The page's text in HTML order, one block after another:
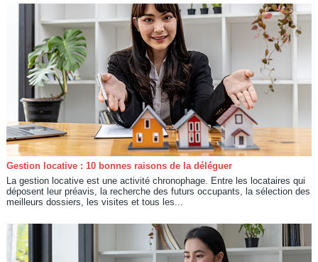
Gestion locative : 10 bonnes raisons de la déléguer
La gestion locative est une activité chronophage. Entre les locataires qui
déposent leur préavis, la recherche des futurs occupants, la sélection des
meilleurs dossiers, les visites et tous les...